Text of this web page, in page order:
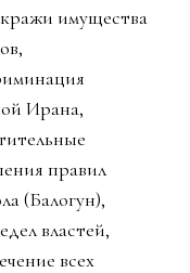
имущества
Ирана,
правил
(Балогун),
властей,
всех